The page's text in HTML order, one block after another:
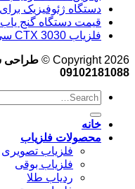
دستگاه ژئوفیزیک
قیمت دستگاه گنج یاب
فلزیاب CTX 3030 سی تی ایکس 3030
Copyright 2026 ©
طراحی
09102181088
خانه
محصولات فلزیاب
فلزیاب تصویری
فلزیاب بوقی
ردیاب طلا